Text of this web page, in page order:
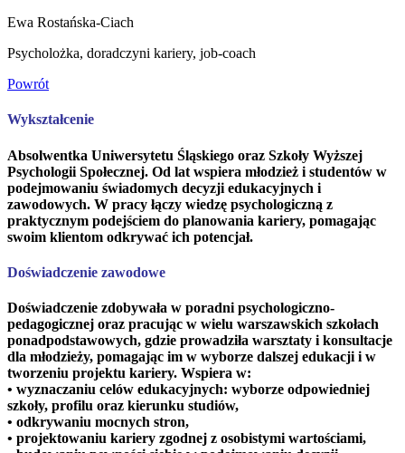
Ewa Rostańska-Ciach
Psycholożka, doradczyni kariery, job-coach
Powrót
Wykształcenie
Absolwentka Uniwersytetu Śląskiego oraz Szkoły Wyższej
Psychologii Społecznej. Od lat wspiera młodzież i studentów w
podejmowaniu świadomych decyzji edukacyjnych i
zawodowych. W pracy łączy wiedzę psychologiczną z
praktycznym podejściem do planowania kariery, pomagając
swoim klientom odkrywać ich potencjał.
Doświadczenie zawodowe
Doświadczenie zdobywała w poradni psychologiczno-
pedagogicznej oraz pracując w wielu warszawskich szkołach
ponadpodstawowych, gdzie prowadziła warsztaty i konsultacje
dla młodzieży, pomagając im w wyborze dalszej edukacji i w
tworzeniu projektu kariery. Wspiera w:
• wyznaczaniu celów edukacyjnych: wyborze odpowiedniej
szkoły, profilu oraz kierunku studiów,
• odkrywaniu mocnych stron,
• projektowaniu kariery zgodnej z osobistymi wartościami,